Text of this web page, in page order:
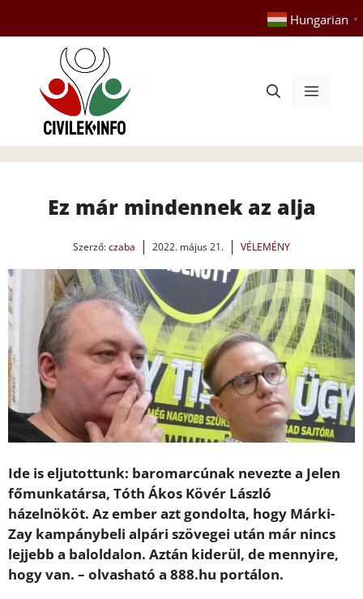
tartalomba
Hungarian ▼
Menü
Ez már mindennek az alja
Szerző:czaba 2022. május 21. VÉLEMÉNY
Ide is eljutottunk: baromarcúnak nevezte a Jelen
főmunkatársa, Tóth Ákos Kövér László
házelnököt. Az ember azt gondolta, hogy Márki-
Zay kampánybeli alpári szövegei után már nincs
lejjebb a baloldalon. Aztán kiderül, de mennyire,
hogy van. – olvasható a 888.hu portálon.